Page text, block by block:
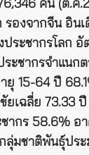
คน (ต.ค
องจากจีน อินเ
ประชากรโลก อั
ะชากรจำแนก
ยุ 15-64 ปี
เฉลี่ย 73.33 ปี
ากร 58.6% อา
กลุ่มชาติพันธุ์ปร